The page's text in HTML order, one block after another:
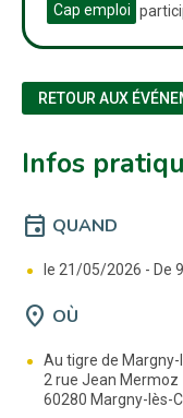
Cap emploi
RETOUR AUX
Infos
event QUAND
le 21/05/2026 - De
location_on OÙ
Au tigre de
2 rue Jean Mermoz
60280 Margny-lès-